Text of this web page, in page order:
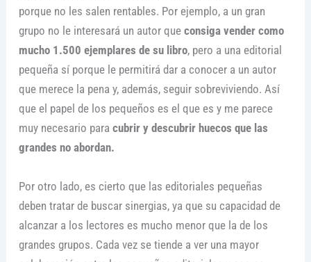
porque no les salen rentables. Por ejemplo, a un gran
grupo no le interesará un autor que consiga vender como
mucho 1.500 ejemplares de su libro, pero a una editorial
pequeña sí porque le permitirá dar a conocer a un autor
que merece la pena y, además, seguir sobreviviendo. Así
que el papel de los pequeños es el que es y me parece
muy necesario para cubrir y descubrir huecos que las
grandes no abordan.
Por otro lado, es cierto que las editoriales pequeñas
deben tratar de buscar sinergias, ya que su capacidad de
alcanzar a los lectores es mucho menor que la de los
grandes grupos. Cada vez se tiende a ver una mayor